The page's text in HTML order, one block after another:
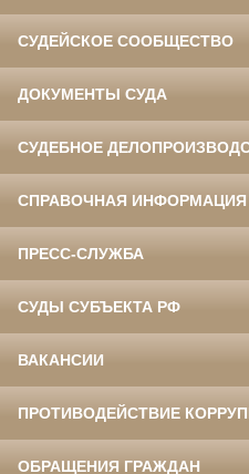
СУДЕЙСКОЕ СООБЩЕСТВО
ДОКУМЕНТЫ СУДА
СУДЕБНОЕ
СПРАВОЧНАЯ ИНФОРМАЦИЯ
ПРЕСС-СЛУЖБА
СУДЫ СУБЪЕКТА РФ
ВАКАНСИИ
ПРОТИВОДЕЙСТВИЕ
ОБРАЩЕНИЯ ГРАЖДАН